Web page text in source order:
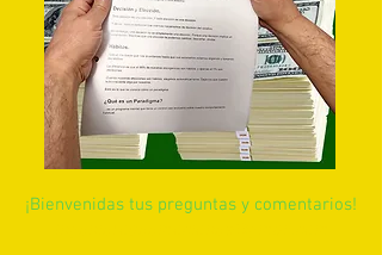
¡Bienvenidas tus preguntas y comentarios!